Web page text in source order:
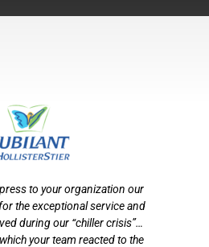
to your organization our
the exceptional service and
during our “chiller crisis”…
your team reacted to the